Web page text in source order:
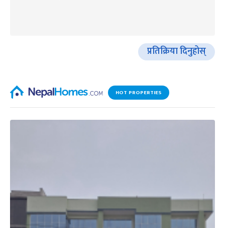
प्रतिक्रिया दिनुहोस्
HOT PROPERTIES